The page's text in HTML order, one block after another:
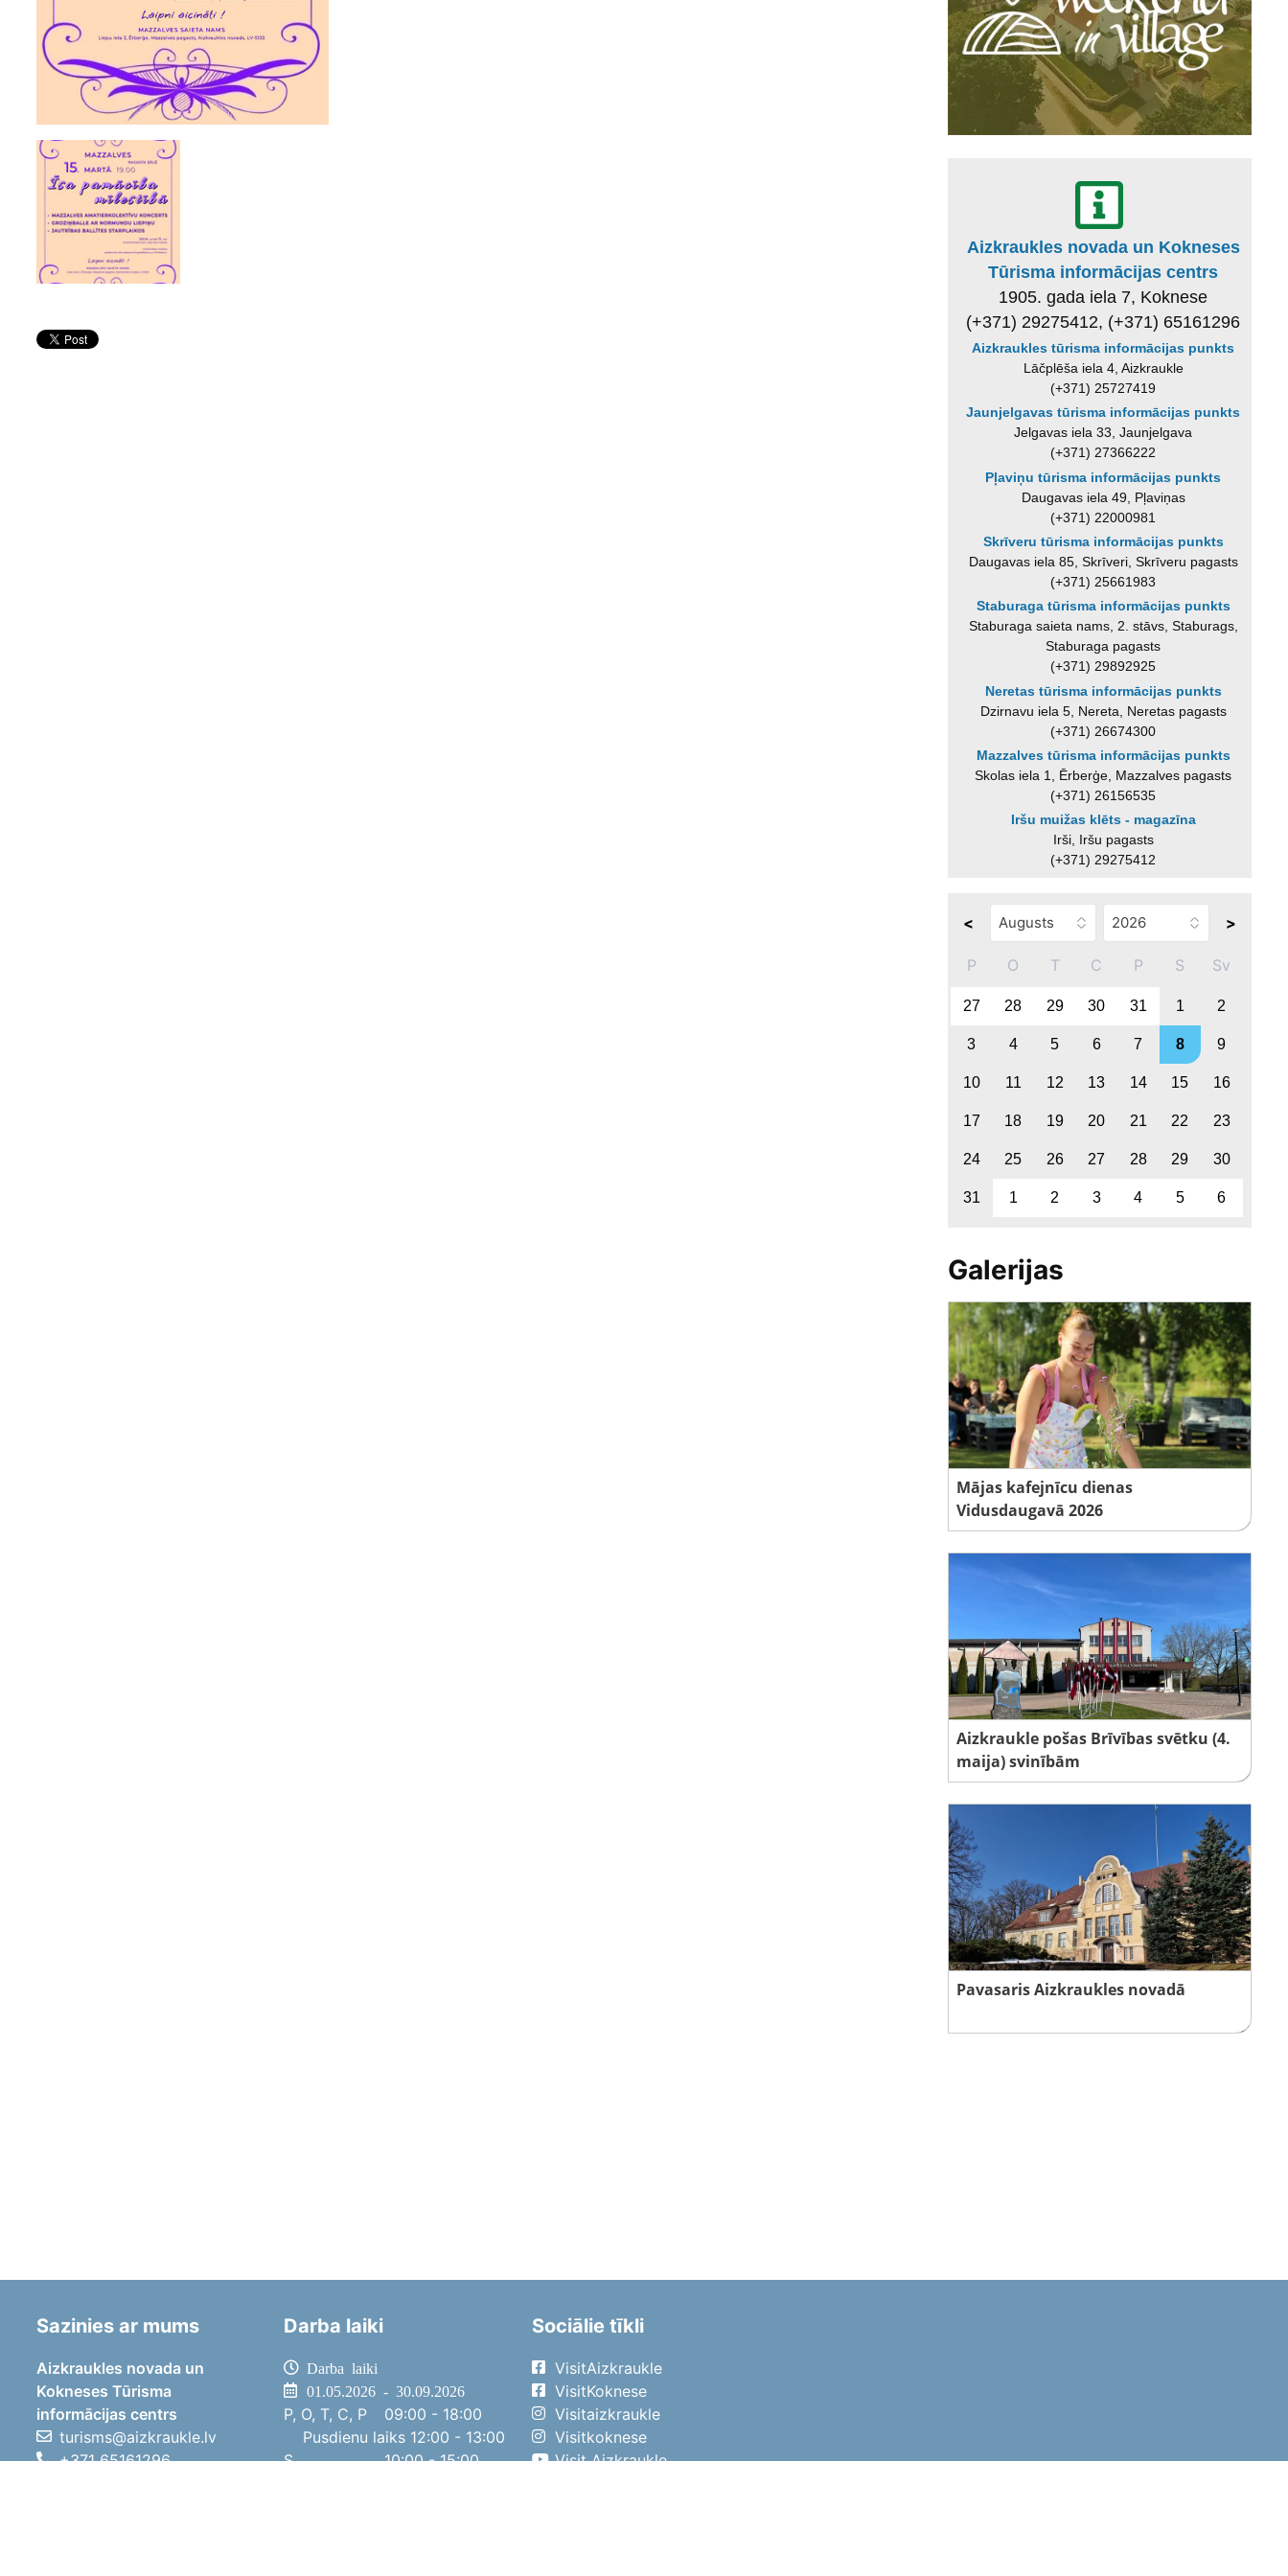
Aizkraukles novada un Kokneses
Tūrisma informācijas centrs
1905. gada iela 7, Koknese
(+371) 29275412, (+371) 65161296
Aizkraukles tūrisma informācijas punkts
Lāčplēša iela 4, Aizkraukle
(+371) 25727419
Jaunjelgavas tūrisma informācijas punkts
Jelgavas iela 33, Jaunjelgava
(+371) 27366222
Pļaviņu tūrisma informācijas punkts
Daugavas iela 49, Pļaviņas
(+371) 22000981
Skrīveru tūrisma informācijas punkts
Daugavas iela 85, Skrīveri, Skrīveru pagasts
(+371) 25661983
Staburaga tūrisma informācijas punkts
Staburaga saieta nams, 2. stāvs, Staburags,
Staburaga pagasts
(+371) 29892925
Neretas tūrisma informācijas punkts
Dzirnavu iela 5, Nereta, Neretas pagasts
(+371) 26674300
Mazzalves tūrisma informācijas punkts
Skolas iela 1, Ērberģe, Mazzalves pagasts
(+371) 26156535
Iršu muižas klēts - magazīna
Irši, Iršu pagasts
(+371) 29275412
< >
P O T C P S Sv
27 28 29 30 31 1 2
3 4 5 6 7 8 9
10 11 12 13 14 15 16
17 18 19 20 21 22 23
24 25 26 27 28 29 30
31 1 2 3 4 5 6
Galerijas
Mājas kafejnīcu dienas
Vidusdaugavā 2026
Aizkraukle pošas Brīvības svētku (4.
maija) svinībām
Pavasaris Aizkraukles novadā
Sazinies ar mums
Aizkraukles novada un
Kokneses Tūrisma
informācijas centrs
turisms@aizkraukle.lv
+371 65161296
Darba laiki
Darba laiki
01.05.2026 - 30.09.2026
P, O, T, C, P
09:00 - 18:00
Pusdienu laiks 12:00 - 13:00
S
10:00 - 15:00
Sociālie tīkli
VisitAizkraukle
VisitKoknese
Visitaizkraukle
Visitkoknese
Visit Aizkraukle